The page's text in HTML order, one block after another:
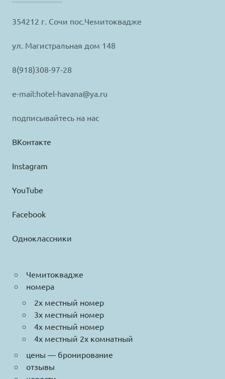
354212 г. Сочи пос.Чемитоквадже
ул. Магистральная дом 148
8(918)308-97-28
e-mail:hotel-havana@ya.ru
подписывайтесь на нас
ВКонтакте
Instagram
YouTube
Facebook
Одноклассники
Чемитоквадже
номера
2х местный номер
3х местный номер
4х местный номер
4х местный 2х комнатный
цены — бронирование
отзывы